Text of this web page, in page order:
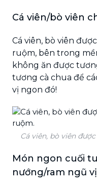
Cá viên/bò viên
Cá viên, bò viên
ruộm, bên trong
không ăn được
tương cà chua để
vị ngon đó!
Cá viên, bò viên
Món ngon cuối
nướng/ram ngũ vị